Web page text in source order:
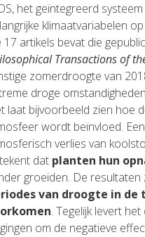
het geïntegreerd
klimaatvariabelen
17 artikels bevat die
Transactions of
zomerdroogte van
droge
laat bijvoorbeeld zien hoe
wordt beïnvloed.
verlies van
dat planten hun
groeiden. De resultaten
van droogte in
. Tegelijk levert
om de negatieve